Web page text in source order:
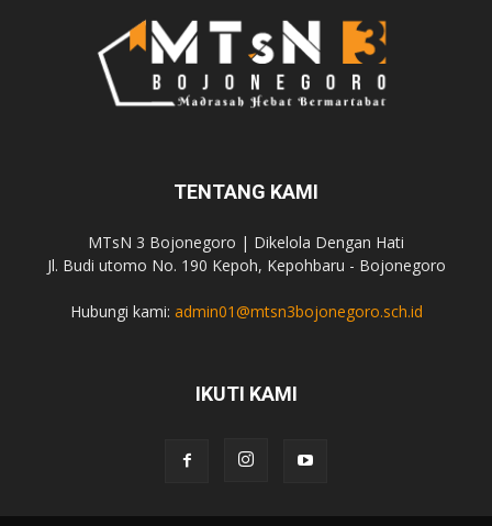
TENTANG KAMI
MTsN 3 Bojonegoro | Dikelola Dengan Hati
Jl. Budi utomo No. 190 Kepoh, Kepohbaru - Bojonegoro
Hubungi kami: admin01@mtsn3bojonegoro.sch.id
IKUTI KAMI